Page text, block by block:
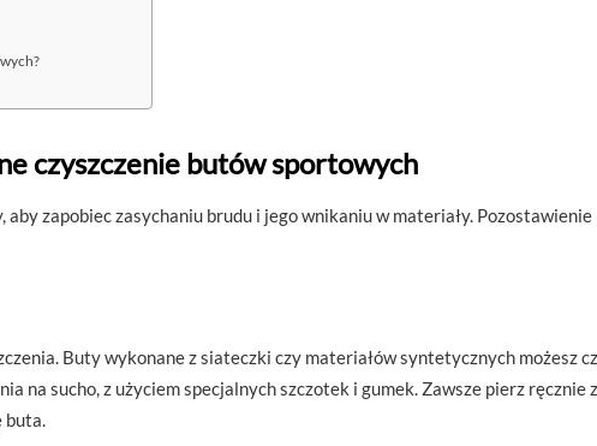
czyszczenie butów sportowych
zapobiec zasychaniu brudu i jego wnikaniu w materiały. Pozostawienie
Buty wykonane z siateczki czy materiałów syntetycznych możesz
na sucho, z użyciem specjalnych szczotek i gumek. Zawsze pierz
buta.